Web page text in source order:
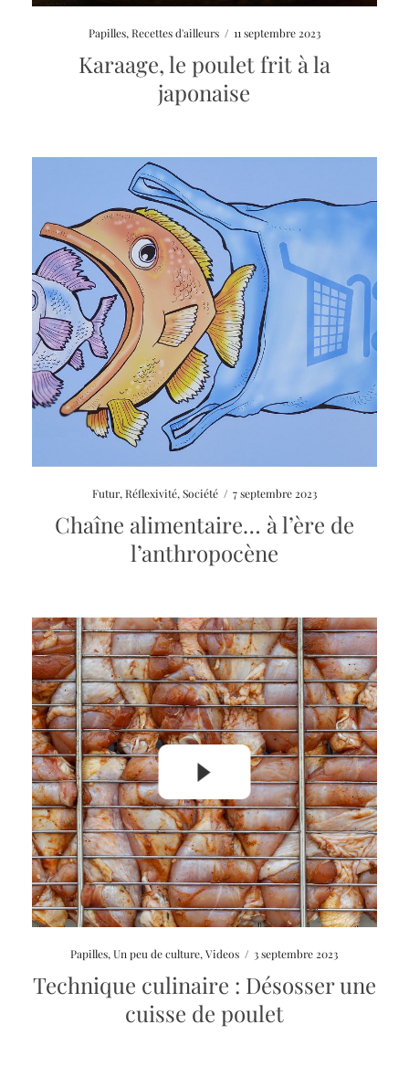
Papilles, Recettes d'ailleurs / 11 septembre 2023
Karaage, le poulet frit à la
japonaise
Futur, Réflexivité, Société / 7 septembre 2023
Chaîne alimentaire… à l’ère de
l’anthropocène
video
modal
Papilles,Un peu de culture,Videos / 3 septembre 2023
Technique culinaire : Désosser une
cuisse de poulet